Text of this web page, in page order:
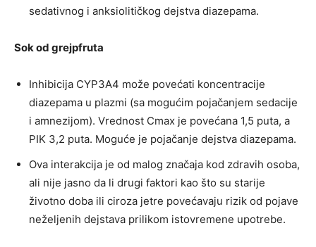
sedativnog i anksiolitičkog dejstva diazepama.
Sok od grejpfruta
Inhibicija CYP3A4 može povećati koncentracije
diazepama u plazmi (sa mogućim pojačanjem sedacije
i amnezijom). Vrednost Cmax je povećana 1,5 puta, a
PIK 3,2 puta. Moguće je pojačanje dejstva diazepama.
Ova interakcija je od malog značaja kod zdravih osoba,
ali nije jasno da li drugi faktori kao što su starije
životno doba ili ciroza jetre povećavaju rizik od pojave
neželjenih dejstava prilikom istovremene upotrebe.